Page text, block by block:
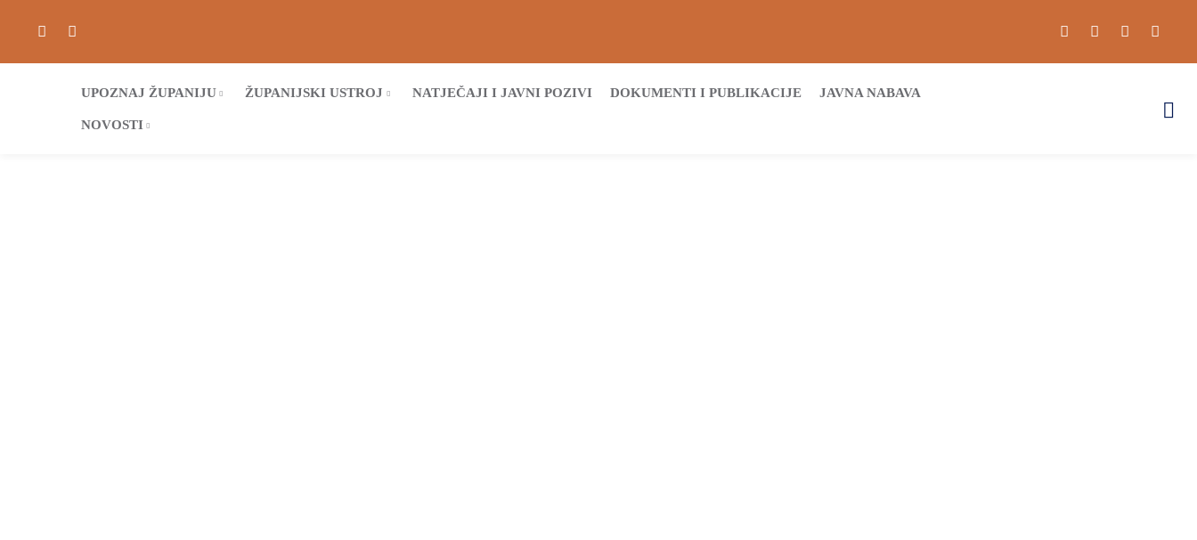
UPOZNAJ ŽUPANIJU ŽUPANIJSKI USTROJ NATJEČAJI I JAVNI POZIVI DOKUMENTI I PUBLIKACIJE JAVNA NABAVA
NOVOSTI